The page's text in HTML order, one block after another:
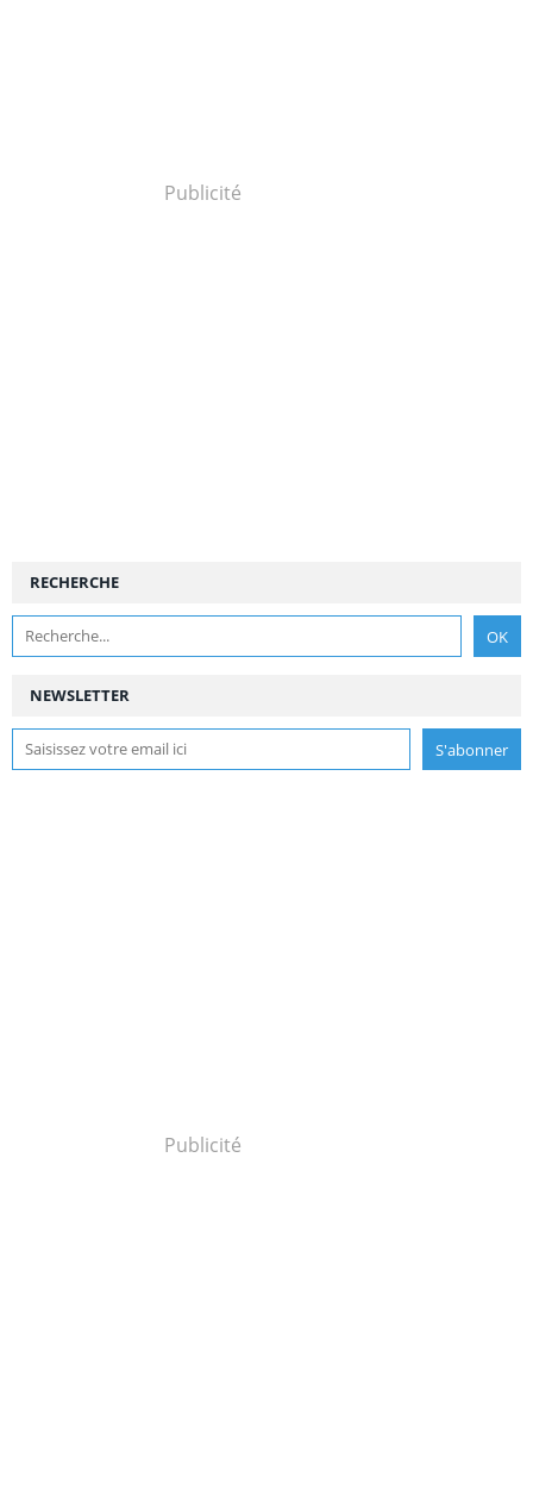
Publicité
NEWSLETTER
RECHERCHE
Publicité